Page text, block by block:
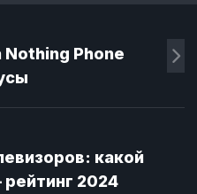
Phone
какой
рейтинг 2024